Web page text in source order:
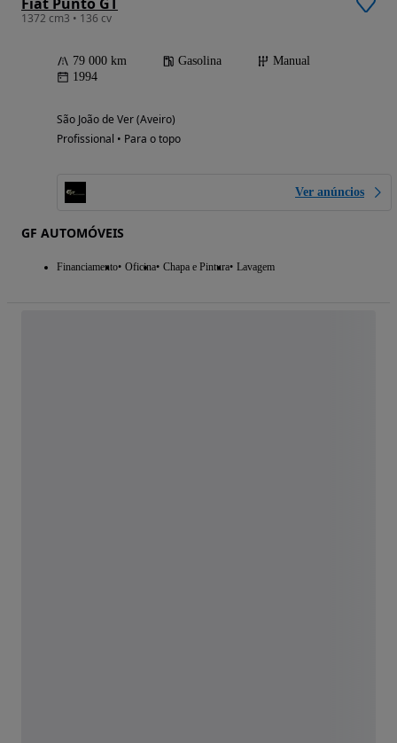
1372 cm3 • 136 cv
79 000 km Gasolina
Manual
1994
São João de Ver (Aveiro)
Profissional • Para o topo
Ver anúncios
GF AUTOMÓVEIS
Financiamento Oficina Chapa e Pintura Lavagem